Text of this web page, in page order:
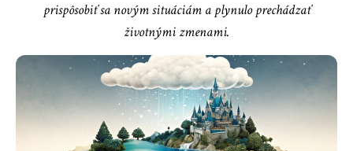
prispôsobiť sa novým situáciám a plynulo prechádzať
životnými zmenami.